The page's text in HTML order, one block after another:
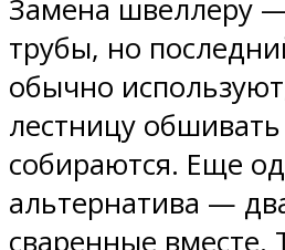
Замена швеллеру
трубы, но
обычно
лестницу
собираются. Еще
альтернатива —
сваренные вместе.